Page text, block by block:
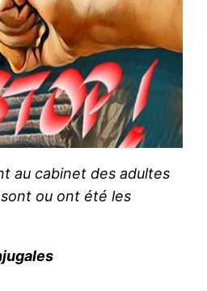
au cabinet des adultes
ou ont été les